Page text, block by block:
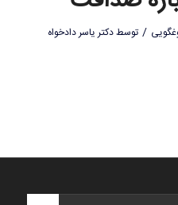
/ توسطدکتر یاسر دادخواه